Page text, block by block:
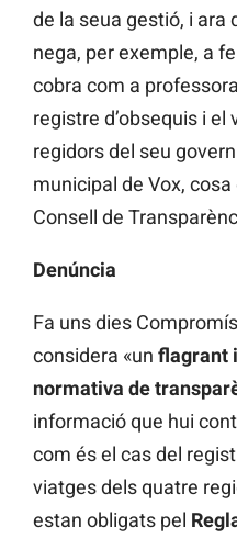
de la seua gestió, i ara
nega, per exemple, a
cobra com a
registre d’obsequis i
regidors del seu
municipal de Vox,
Consell de
Denúncia
Fa uns dies
considera «un flagrant
normativa de
informació que hui
com és el cas del
viatges dels quatre
estan obligats pel